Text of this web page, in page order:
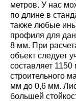
метров. У нас
по длине в
также любые
профиля для
8 мм. При
объект следует
составляет
строительного
мм до 0,6 мм.
большей